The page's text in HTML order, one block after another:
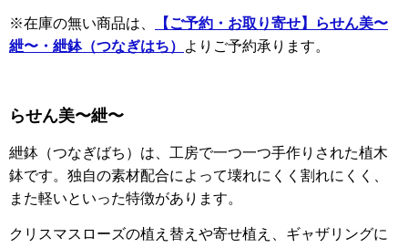
※在庫の無い商品は、
【ご予約・お取り寄せ】らせん美〜
紲〜・紲鉢（つなぎはち）
よりご予約承ります。
らせん美〜紲〜
紲鉢（つなぎばち）は、工房で一つ一つ手作りされた植木
鉢です。独自の素材配合によって壊れにくく割れにくく、
また軽いといった特徴があります。
クリスマスローズの植え替えや寄せ植え、ギャザリングに